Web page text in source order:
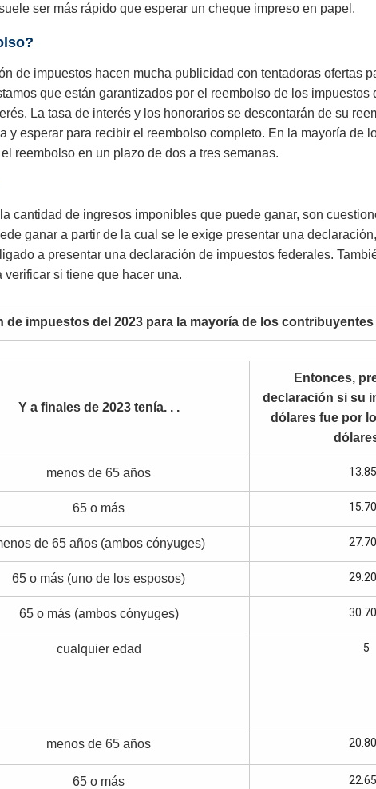
ser más rápido que esperar un cheque impreso en papel.
de impuestos hacen mucha publicidad con tentadoras ofertas
que están garantizados por el reembolso de los impuestos
La tasa de interés y los honorarios se descontarán de su
esperar para recibir el reembolso completo. En la mayoría de
reembolso en un plazo de dos a tres semanas.
cantidad de ingresos imponibles que puede ganar, son
ganar a partir de la cual se le exige presentar una
a presentar una declaración de impuestos federales.
si tiene que hacer una.
impuestos del 2023 para la mayoría de los contribuyentes
Y a finales de 2023 tenía. . .
Entonces,
declaración si su
dólares fue por
menos de 65 años
65 o más
de 65 años (ambos cónyuges)
65 o más (uno de los esposos)
65 o más (ambos cónyuges)
cualquier edad 5
menos de 65 años
65 o más